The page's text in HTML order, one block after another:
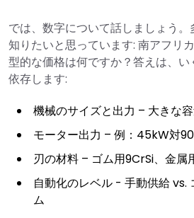
では、数字について話しましょう
知りたいと思っています: 南アフリ
型的な価格は何ですか？答えは、
依存します:
機械のサイズと出力 – 大きな
モーター出力 – 例：45kW対
刃の材料 – ゴム用9CrSi、金属
自動化のレベル - 手動供給 vs.
ム